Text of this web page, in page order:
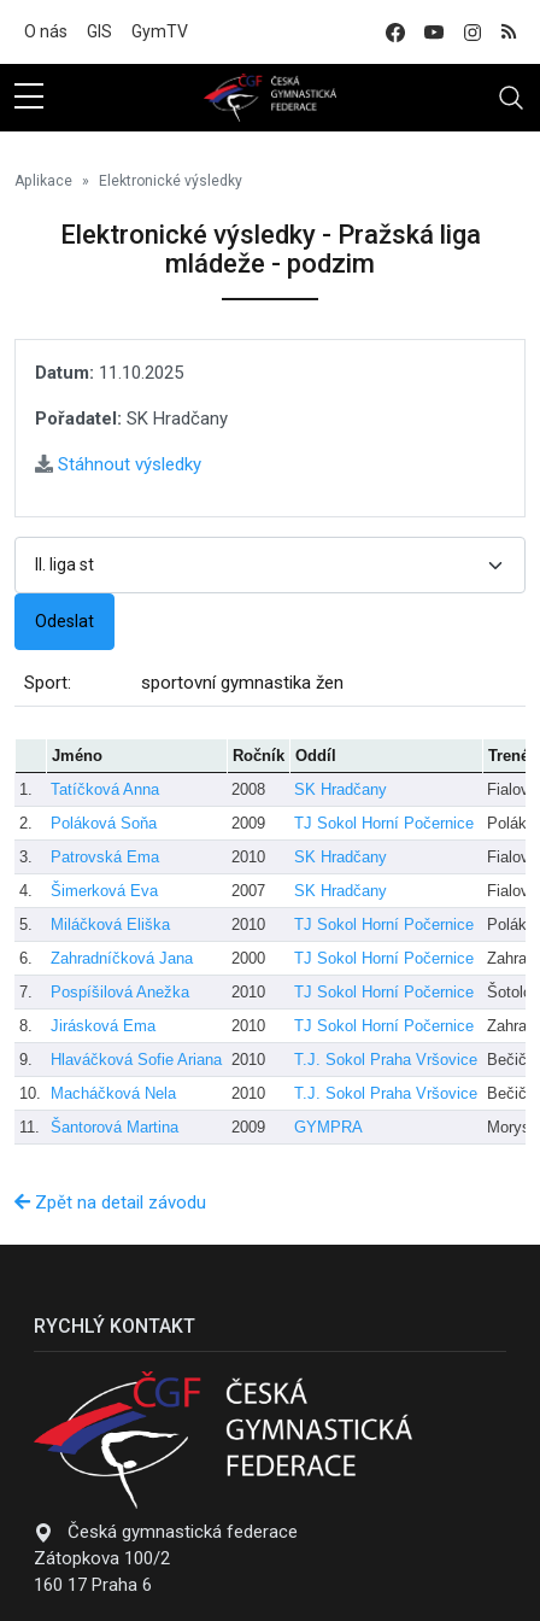
O nás GIS GymTV
Aplikace Elektronické výsledky
Elektronické výsledky - Pražská liga
mládeže - podzim
Datum: 11.10.2025
Pořadatel: SK Hradčany
Stáhnout výsledky
Sport: sportovní gymnastika žen
Jméno Ročník Oddíl
Trenér
1.
Tatíčková Anna 2008 SK Hradčany
Fialová
2.
Poláková Soňa 2009 TJ Sokol Horní Počernice
Polák
3.
Patrovská Ema 2010 SK Hradčany
Fialová
4.
Šimerková Eva 2007 SK Hradčany
Fialová
5.
Miláčková Eliška 2010 TJ Sokol Horní Počernice
Polák
6.
Zahradníčková Jana 2000 TJ Sokol Horní Počernice
7.
Pospíšilová Anežka 2010 TJ Sokol Horní Počernice
8.
Jirásková Ema 2010 TJ Sokol Horní Počernice
9.
Hlaváčková Sofie Ariana 2010 T.J. Sokol Praha Vršovice
10.
Macháčková Nela 2010 T.J. Sokol Praha Vršovice
11.
Šantorová Martina 2009 GYMPRA
Zpět na detail závodu
RYCHLÝ KONTAKT
Česká gymnastická federace
Zátopkova 100/2
160 17 Praha 6